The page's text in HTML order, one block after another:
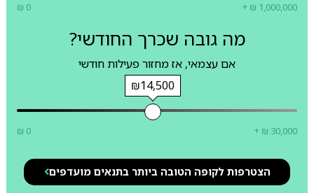
₪ 0 + ₪ 1,000,000
מה גובה שכרך החודשי?
אם עצמאי, אז מחזור פעילות חודשי
₪14,500
₪ 0 + ₪ 30,000
הצטרפות לקופה הטובה ביותר בתנאים מועדפים